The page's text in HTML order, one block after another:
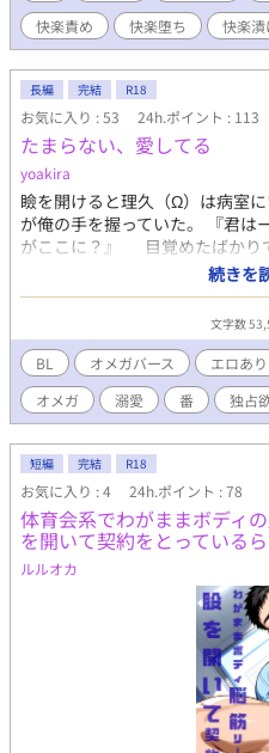
快楽責め
快楽堕ち 快楽漬
長編 完結 R18
お気に入り : 53 24h.ポイント : 113
たまらない、愛してる
yoakira
瞼を開けると理久（Ω）は病室
が俺の手を握っていた。 『君
がここに？』 目覚めたばかり
の男は酷く憎いと睨み 『ー…
霊の罵声を浴びせたのだった。
涙が溢れていてー…。 これは連
視点で理久の無くした記憶の
久《はなぞの りく》（Ω） 病室
た18歳の男。 身体は骨折や打
な方は完成後にプロットに使っ
がいいかもしれない、、が、
最新話から2番目にプロットを
す。 ※完全にネタバレになりま
品2作目の挑戦です。カクヨム
く予定です。ムーンライトでは
しければ、 『君のことを可愛い
読んでいただけると嬉しいです。
続きを
文字数
BL オメガバース エロあり
オメガ
溺愛 番 独占
短編 完結 R18
お気に入り : 4 24h.ポイント : 78
体育会系でわがままボディ
を開いて契約をとっている
ルルオカ